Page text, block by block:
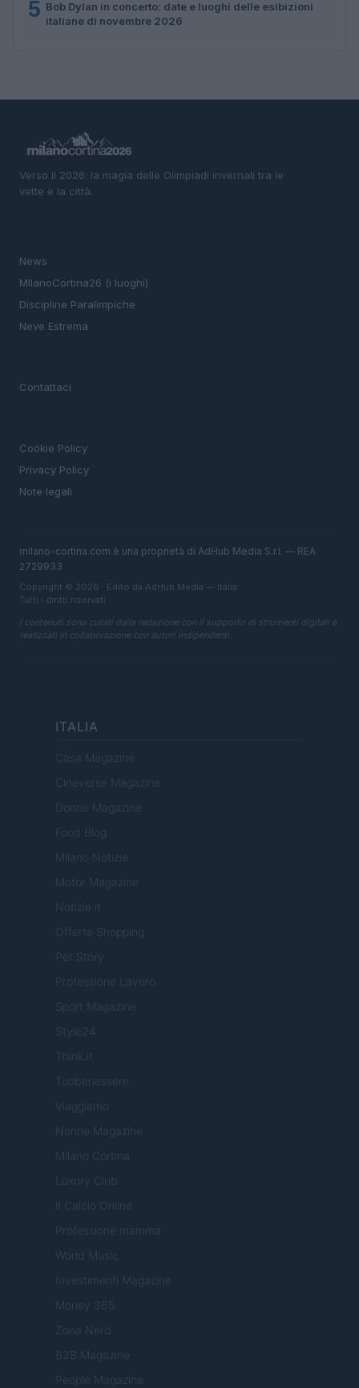
5 Bob Dylan in concerto: date e luoghi delle esibizioni
italiane di novembre 2026
Verso il 2026: la magia delle Olimpiadi invernali tra le
vette e la città.
News
MIlanoCortina26 (i luoghi)
Discipline Paralimpiche
Neve Estrema
Contattaci
Cookie Policy
Privacy Policy
Note legali
milano-cortina.com è una proprietà di AdHub Media S.r.l. — REA
2729933
Copyright © 2026 · Edito da AdHub Media — Italia
Tutti i diritti riservati
I contenuti sono curati dalla redazione con il supporto di strumenti digitali e
realizzati in collaborazione con autori indipendenti.
ITALIA
Casa Magazine
Cineverse Magazine
Donne Magazine
Food Blog
Milano Notizie
Motor Magazine
Notizie.it
Offerte Shopping
Pet Story
Professione Lavoro
Sport Magazine
Style24
Think.it
Tuobenessere
Viaggiamo
Nonne Magazine
Milano Cortina
Luxury Club
Il Calcio Online
Professione mamma
World Music
Investimenti Magazine
Money 365
Zona Nerd
B2B Magazine
People Magazine